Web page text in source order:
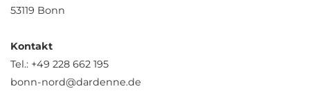
53119 Bonn
Kontakt
Tel.: +49 228 662 195
bonn-nord@dardenne.de